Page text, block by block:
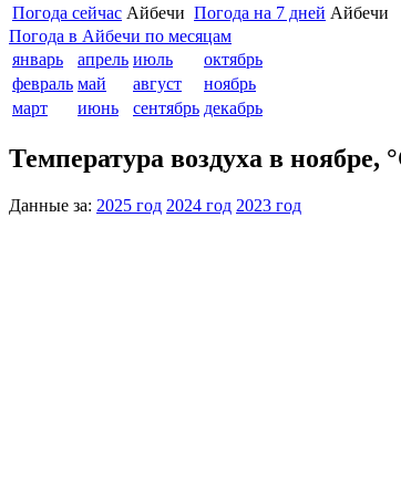
Погода сейчас Айбечи Погода на 7 дней Айбечи
Погода в Айбечи по месяцам
январь
апрель июль
октябрь
февраль май август
ноябрь
март
июнь сентябрь декабрь
Температура воздуха в ноябре,
Данные за: 2025 год 2024 год 2023 год